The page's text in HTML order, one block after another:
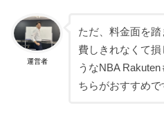
運営者
ただ、料金面を
費しきれなくて
うなNBA Rakuten
ちらがおすすめで